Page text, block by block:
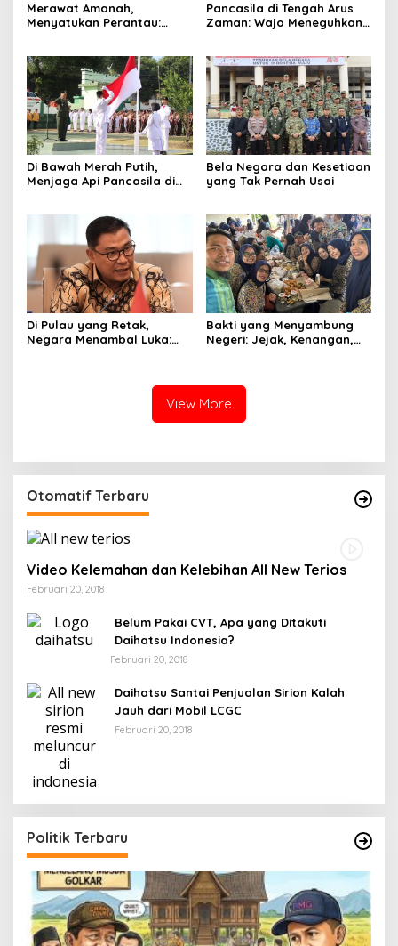
Merawat Amanah,
Menyatukan Perantau:
untuk Daerah
Pancasila di Tengah Arus
Zaman: Wajo Meneguhkan
Di Bawah Merah Putih,
Menjaga Api Pancasila di
Bela Negara dan Kesetiaan
yang Tak Pernah Usai
Di Pulau yang Retak,
Negara Menambal Luka:
Bakti yang Menyambung
Negeri: Jejak, Kenangan,
View More
Otomatif Terbaru
Video Kelemahan dan Kelebihan All New Terios
Februari 20, 2018
Belum Pakai CVT, Apa yang Ditakuti
Daihatsu Indonesia?
Februari 20, 2018
Daihatsu Santai Penjualan Sirion Kalah
Jauh dari Mobil LCGC
Februari 20, 2018
Politik Terbaru